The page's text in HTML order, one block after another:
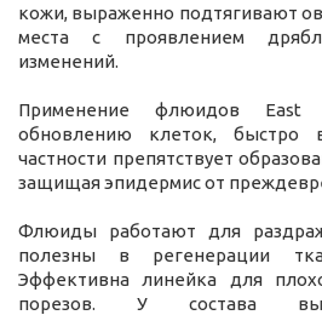
кожи, выраженно подтягивают
места с проявлением
изменений.
Применение флюидов East
обновлению клеток, быстро
частности препятствует
защищая эпидермис от
Флюиды работают для
полезны в регенерации
Эффективна линейка для
порезов. У состава